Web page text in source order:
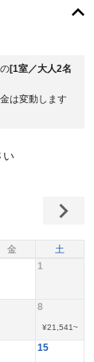
[1室／大人2名
は変動します
い
金 土
1
8
¥21,541~
15